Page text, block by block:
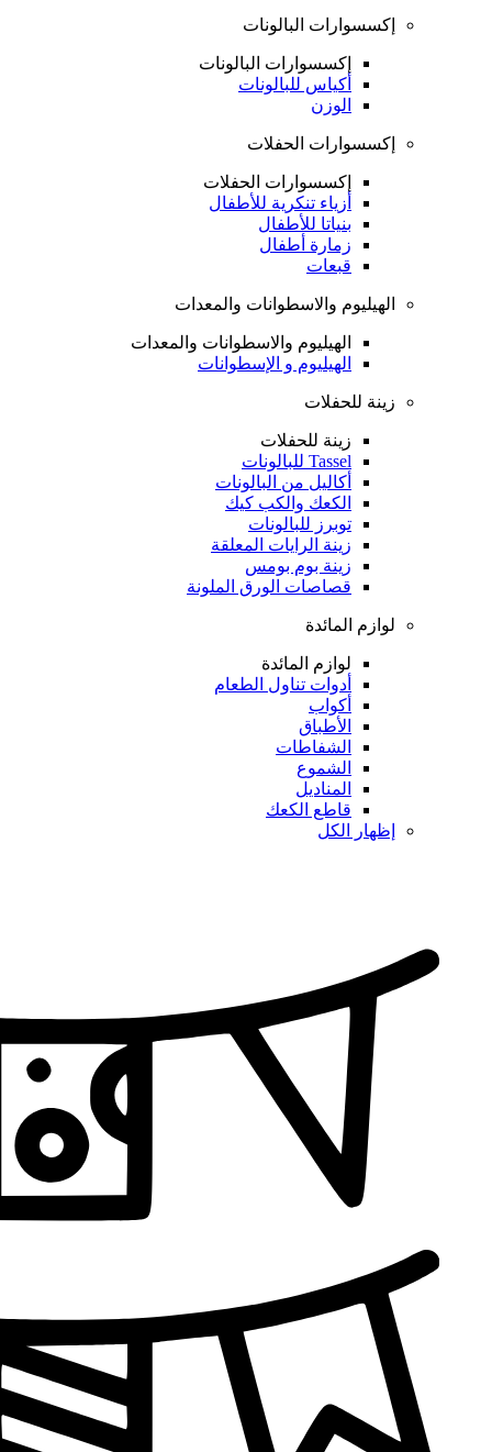
إكسسوارات البالونات
إكسسوارات البالونات
أكياس للبالونات
الوزن
إكسسوارات الحفلات
إكسسوارات الحفلات
أزياء تنكرية للأطفال
بنياتا للأطفال
زمارة أطفال
قبعات
الهيليوم والاسطوانات والمعدات
الهيليوم والاسطوانات والمعدات
الهيليوم و الإسطوانات
زينة للحفلات
زينة للحفلات
Tassel للبالونات
أكاليل من البالونات
الكعك والكب كيك
توبرز للبالونات
زينة الرايات المعلقة
زينة بوم بومس
قصاصات الورق الملونة
لوازم المائدة
لوازم المائدة
أدوات تناول الطعام
أكواب
الأطباق
الشفاطات
الشموع
المناديل
قاطع الكعك
إظهار الكل